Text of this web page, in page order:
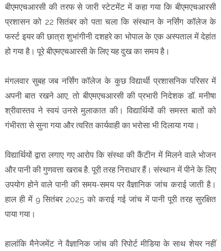
बीएमएचआरसी की तरफ से जारी स्टेटमेंट में कहा गया कि बीएमएचआरसी
प्रशासन को 22 सितंबर को पता चला कि संस्थान के नर्सिंग कॉलेज के
फर्स्ट इयर की छात्रा शुभांगीनी दशहरे का भोपाल के एक अस्पताल में देहांत
हो गया है। पूरे बीएमएचआरसी के लिए यह दुख का समय है।
मंगलवार सुबह जब नर्सिंग कॉलेज के कुछ विद्यार्थी प्रशासनिक परिसर में
अपनी बात रखने आए, तो बीएमएचआरसी की प्रभारी निदेशक डॉ. मनीषा
श्रीवास्तव ने स्वयं उनसे मुलाकात की। विद्यार्थियों की समस्त बातों को
गंभीरता से सुना गया और त्वरित कार्यवाही का भरोसा भी दिलाया गया।
विद्यार्थियों द्वारा लगाए गए आरोप कि संस्था की कैंटीन में मिलने वाले भोजन
और पानी की गुणवत्ता खराब है, पूरी तरह निराधार हैं। संस्थान में पीने के लिए
उपयोग होने वाले पानी की समय-समय पर वैज्ञानिक जांच कराई जाती है।
हाल ही में 9 सितंबर 2025 को कराई गई जांच में पानी पूरी तरह सुरक्षित
पाया गया।
हालांकि मैनेजमेंट ने वैज्ञानिक जांच की रिपोर्ट मीडिया के साथ शेयर नहीं